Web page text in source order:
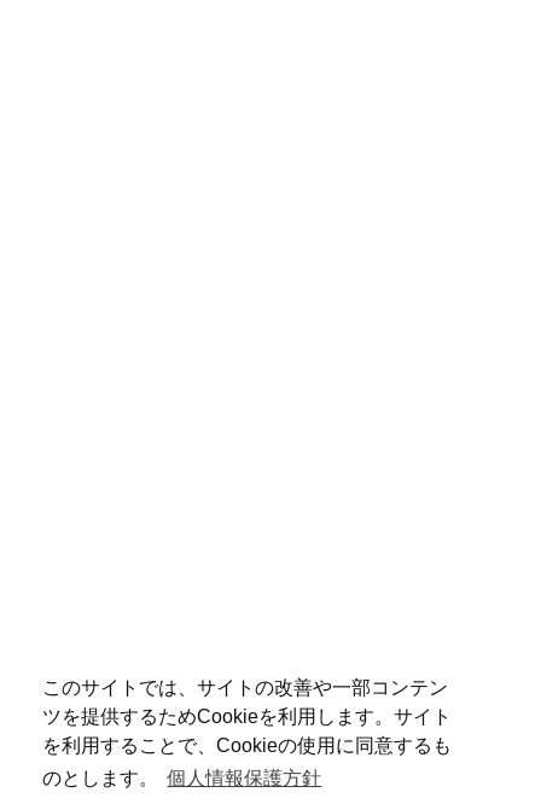
このサイトでは、サイトの改善や一部コンテン
ツを提供するためCookieを利用します。サイト
を利用することで、Cookieの使用に同意するも
のとします。
個人情報保護方針